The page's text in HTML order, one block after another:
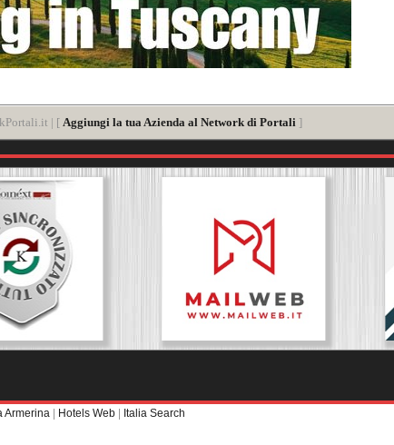
| [ Aggiungi la tua Azienda al Network di Portali ]
Armerina | Hotels Web | Italia Search